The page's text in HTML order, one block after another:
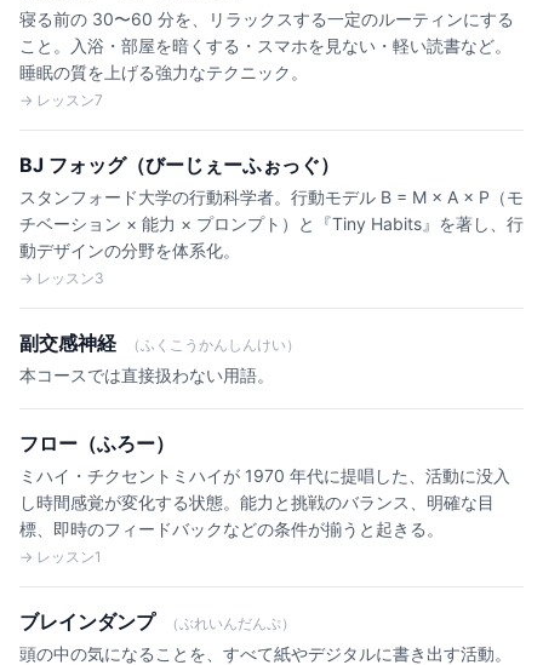
寝る前の 30〜60 分を、リラックスする一定のルーティンにする
こと。入浴・部屋を暗くする・スマホを見ない・軽い読書など。
睡眠の質を上げる強力なテクニック。
→ レッスン7
BJ フォッグ（びーじぇーふぉっぐ）
スタンフォード大学の行動科学者。行動モデル B = M × A × P（モ
チベーション × 能力 × プロンプト）と『Tiny Habits』を著し、行
動デザインの分野を体系化。
→ レッスン3
副交感神経 （ふくこうかんしんけい）
本コースでは直接扱わない用語。
フロー（ふろー）
ミハイ・チクセントミハイが 1970 年代に提唱した、活動に没入
し時間感覚が変化する状態。能力と挑戦のバランス、明確な目
標、即時のフィードバックなどの条件が揃うと起きる。
→ レッスン1
ブレインダンプ （ぶれいんだんぷ）
頭の中の気になることを、すべて紙やデジタルに書き出す活動。